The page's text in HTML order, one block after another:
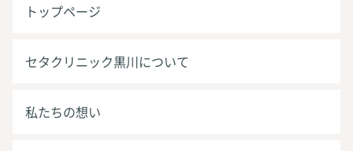
トップページ
セタクリニック黒川について
私たちの想い